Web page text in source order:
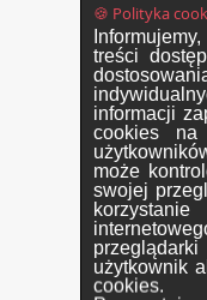
🍪 Polityka
treści
informacji
cookies na
może
swojej
użytkownik
cookies.